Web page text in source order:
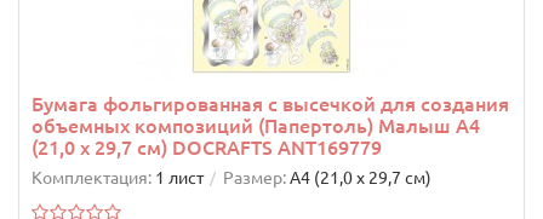
Бумага фольгированная с высечкой для создания
объемных композиций (Папертоль) Малыш А4
(21,0 х 29,7 см) DOCRAFTS ANT169779
Комплектация: 1 лист Размер:А4 (21,0 х 29,7 см)